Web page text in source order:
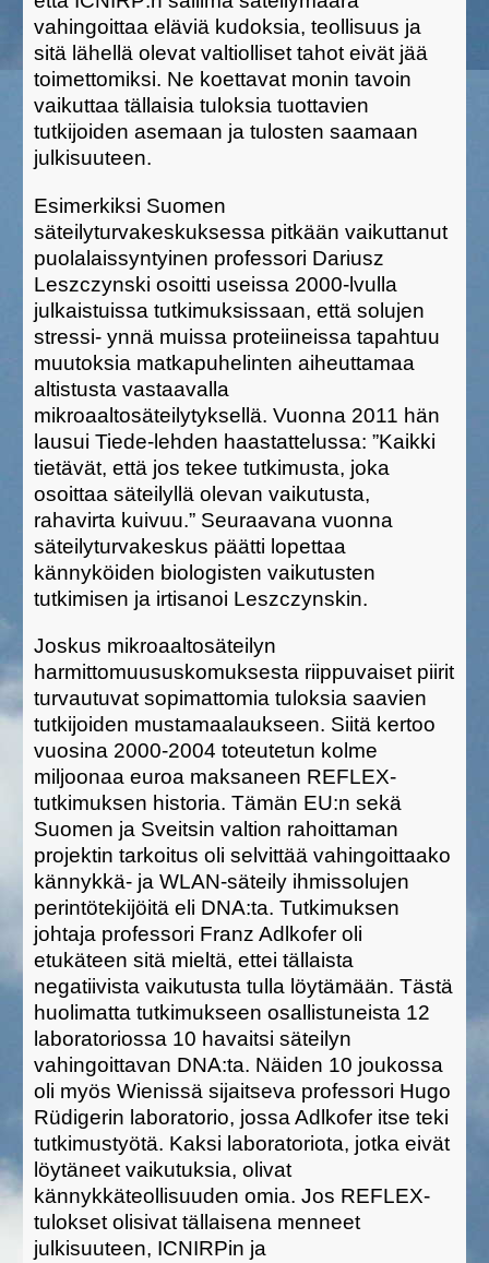
vahingoittaa eläviä kudoksia, teollisuus ja
sitä lähellä olevat valtiolliset tahot eivät jää
toimettomiksi. Ne koettavat monin tavoin
vaikuttaa tällaisia tuloksia tuottavien
tutkijoiden asemaan ja tulosten saamaan
julkisuuteen.
Esimerkiksi Suomen
säteilyturvakeskuksessa pitkään vaikuttanut
puolalaissyntyinen professori Dariusz
Leszczynski osoitti useissa 2000-lvulla
julkaistuissa tutkimuksissaan, että solujen
stressi- ynnä muissa proteiineissa tapahtuu
muutoksia matkapuhelinten aiheuttamaa
altistusta vastaavalla
mikroaaltosäteilytyksellä. Vuonna 2011 hän
lausui Tiede-lehden haastattelussa: ”Kaikki
tietävät, että jos tekee tutkimusta, joka
osoittaa säteilyllä olevan vaikutusta,
rahavirta kuivuu.” Seuraavana vuonna
säteilyturvakeskus päätti lopettaa
kännyköiden biologisten vaikutusten
tutkimisen ja irtisanoi Leszczynskin.
Joskus mikroaaltosäteilyn
harmittomuususkomuksesta riippuvaiset piirit
turvautuvat sopimattomia tuloksia saavien
tutkijoiden mustamaalaukseen. Siitä kertoo
vuosina 2000-2004 toteutetun kolme
miljoonaa euroa maksaneen REFLEX-
tutkimuksen historia. Tämän EU:n sekä
Suomen ja Sveitsin valtion rahoittaman
projektin tarkoitus oli selvittää vahingoittaako
kännykkä- ja WLAN-säteily ihmissolujen
perintötekijöitä eli DNA:ta. Tutkimuksen
johtaja professori Franz Adlkofer oli
etukäteen sitä mieltä, ettei tällaista
negatiivista vaikutusta tulla löytämään. Tästä
huolimatta tutkimukseen osallistuneista 12
laboratoriossa 10 havaitsi säteilyn
vahingoittavan DNA:ta. Näiden 10 joukossa
oli myös Wienissä sijaitseva professori Hugo
Rüdigerin laboratorio, jossa Adlkofer itse teki
tutkimustyötä. Kaksi laboratoriota, jotka eivät
löytäneet vaikutuksia, olivat
kännykkäteollisuuden omia. Jos REFLEX-
tulokset olisivat tällaisena menneet
julkisuuteen, ICNIRPin ja